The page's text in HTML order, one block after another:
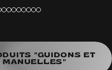
"GUIDONS ET
MANUELLES"